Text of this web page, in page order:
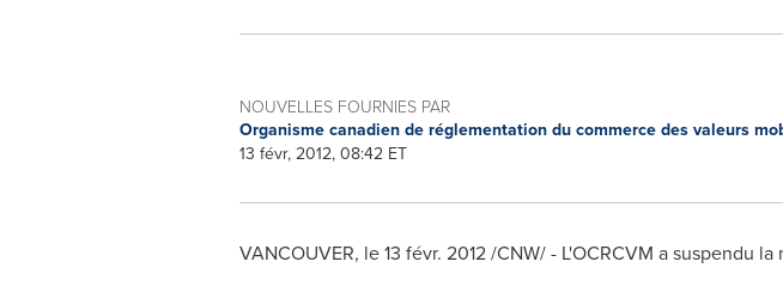
NOUVELLES FOURNIES PAR
Organisme canadien de réglementation du commerce des valeurs
13 févr, 2012, 08:42 ET
VANCOUVER, le 13 févr. 2012 /CNW/ - L'OCRCVM a suspendu